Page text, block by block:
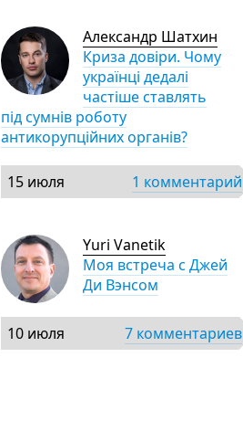
Александр Шатхин
Криза довіри. Чому
українці дедалі
частіше ставлять
під сумнів роботу
антикорупційних органів?
15 июля 1 комментарий
Yuri Vanetik
Моя встреча с Джей
Ди Вэнсом
10 июля 7 комментариев